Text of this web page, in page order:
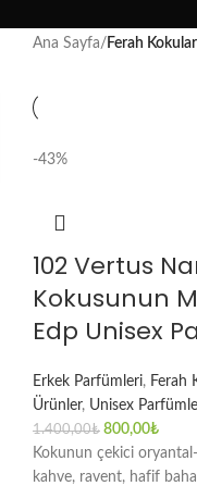
Ana Sayfa/ Ferah Kokular
-43%
102 Vertus
Kokusunun
Edp Unisex
Erkek Parfümleri, Ferah
Ürünler, Unisex
1.400,00₺ 800,00₺
Kokunun çekici
kahve, ravent, hafif